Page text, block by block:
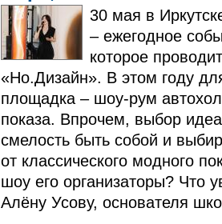
30 мая в
– ежегодное
которое
«Но.Дизайн». В этом году
площадка – шоу-рум
показа. Впрочем, выбор
смелость быть собой и
от классического модного
шоу его организаторы? Что
Алёну Усову, основателя